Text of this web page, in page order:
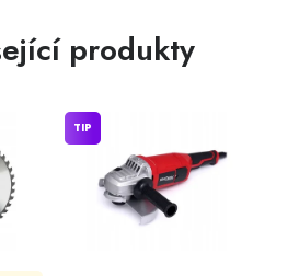
produkty
TIP